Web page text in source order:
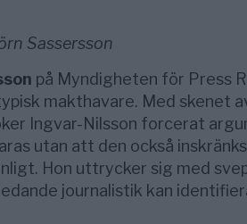
Sassersson
på Myndigheten för Press
makthavare. Med skenet
Ingvar-Nilsson forcerat
utan att den också
Hon uttrycker sig med
journalistik kan